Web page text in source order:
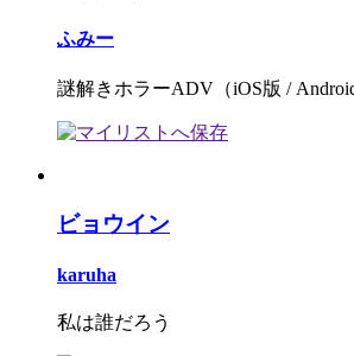
ふみー
謎解きホラーADV（iOS版 /
ビョウイン
karuha
私は誰だろう